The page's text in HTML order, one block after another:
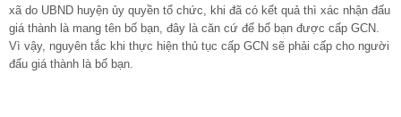
xã do UBND huyện ủy quyền tổ chức, khi đã có kết quả thì xác nhận đấu
giá thành là mang tên bố bạn, đây là căn cứ để bố bạn được cấp GCN.
Vì vậy, nguyên tắc khi thực hiện thủ tục cấp GCN sẽ phải cấp cho người
đấu giá thành là bố bạn.